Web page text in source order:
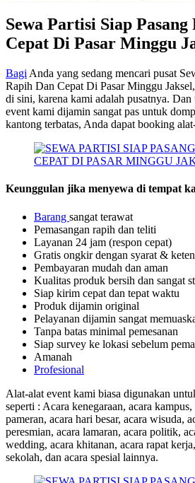
Sewa Partisi Siap Pasang
Cepat Di Pasar Minggu
Bagi Anda yang sedang mencari pusat
Rapih Dan Cepat Di Pasar Minggu
di sini, karena kami adalah pusatnya. Dan
event kami dijamin sangat pas untuk
kantong terbatas, Anda dapat booking
Keunggulan jika menyewa di tempat
Barang sangat terawat
Pemasangan rapih dan teliti
Layanan 24 jam (respon cepat)
Gratis ongkir dengan syarat &
Pembayaran mudah dan aman
Kualitas produk bersih dan sangat
Siap kirim cepat dan tepat waktu
Produk dijamin original
Pelayanan dijamin sangat
Tanpa batas minimal pemesanan
Siap survey ke lokasi sebelum
Amanah
Profesional
Alat-alat event kami biasa digunakan
seperti : Acara kenegaraan, acara kampus,
pameran, acara hari besar, acara wisuda,
peresmian, acara lamaran, acara politik,
wedding, acara khitanan, acara rapat
sekolah, dan acara spesial lainnya.